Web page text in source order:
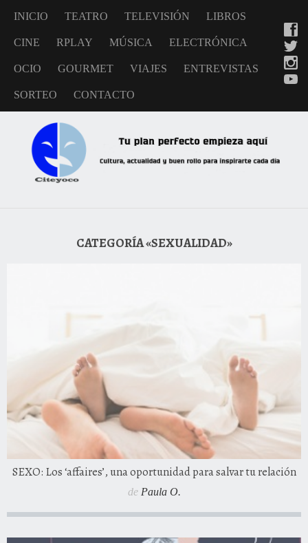
INICIO TEATRO TELEVISIÓN LIBROS
CINE RPLAY MÚSICA ELECTRÓNICA
OCIO GOURMET VIAJES ENTREVISTAS
SORTEO CONTACTO
CATEGORÍA «SEXUALIDAD»
SEXO: Los ‘affaires’, una oportunidad para salvar tu relación
de Paula O.